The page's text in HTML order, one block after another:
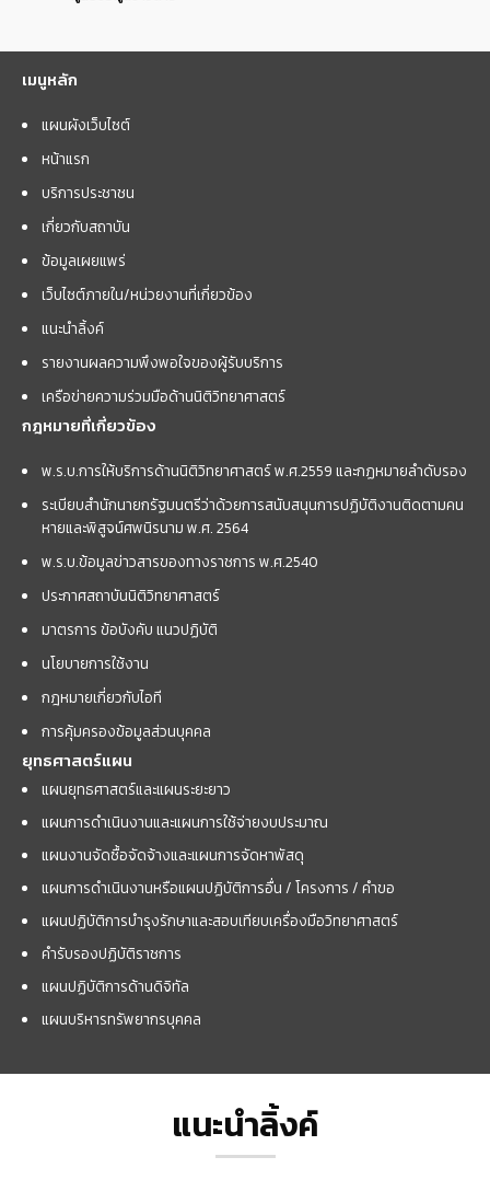
เมนูหลัก
แผนผังเว็บไซต์
หน้าแรก
บริการประชาชน
เกี่ยวกับสถาบัน
ข้อมูลเผยแพร่
เว็บไซต์ภายใน/หน่วยงานที่เกี่ยวข้อง
แนะนำลิ้งค์
รายงานผลความพึงพอใจของผู้รับบริการ
เครือข่ายความร่วมมือด้านนิติวิทยาศาสตร์
กฎหมายที่เกี่ยวข้อง
พ.ร.บ.การให้บริการด้านนิติวิทยาศาสตร์ พ.ศ.2559 และกฏหมายลำดับรอง
ระเบียบสำนักนายกรัฐมนตรีว่าด้วยการสนับสนุนการปฏิบัติงานติดตามคน
หายและพิสูจน์ศพนิรนาม พ.ศ. 2564
พ.ร.บ.ข้อมูลข่าวสารของทางราชการ พ.ศ.2540
ประกาศสถาบันนิติวิทยาศาสตร์
มาตรการ ข้อบังคับ แนวปฏิบัติ
นโยบายการใช้งาน
กฎหมายเกี่ยวกับไอที
การคุ้มครองข้อมูลส่วนบุคคล
ยุทธศาสตร์แผน
แผนยุทธศาสตร์และแผนระยะยาว
แผนการดำเนินงานและแผนการใช้จ่ายงบประมาณ
แผนงานจัดซื้อจัดจ้างและแผนการจัดหาพัสดุ
แผนการดำเนินงานหรือแผนปฏิบัติการอื่น / โครงการ / คำขอ
แผนปฏิบัติการบำรุงรักษาและสอบเทียบเครื่องมือวิทยาศาสตร์
คำรับรองปฏิบัติราชการ
แผนปฏิบัติการด้านดิจิทัล
แผนบริหารทรัพยากรบุคคล
แนะนำลิ้งค์